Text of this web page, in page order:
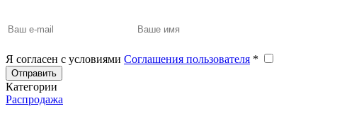
Я согласен с условиями Соглашения пользователя *
Отправить
Категории
Распродажа